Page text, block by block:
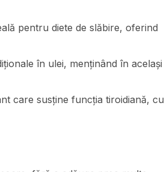
pentru diete de slăbire, oferind
în ulei, menținând în același
care susține funcția tiroidiană, cu